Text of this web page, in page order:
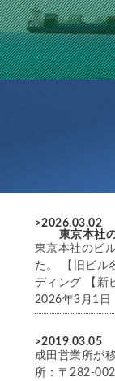
>2026.03.02
東京本社
東京本社のビ
た。 【旧ビル
ディング 【新
2026年3月1日
>2019.03.05
成田営業所が
所：〒282-